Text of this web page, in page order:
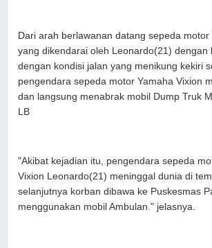
Dari arah berlawanan datang sepeda motor
yang dikendarai oleh Leonardo(21) dengan
dengan kondisi jalan yang menikung kekiri
pengendara sepeda motor Yamaha Vixion
dan langsung menabrak mobil Dump Truk
LB
"Akibat kejadian itu, pengendara sepeda
Vixion Leonardo(21) meninggal dunia di
selanjutnya korban dibawa ke Puskesmas
menggunakan mobil Ambulan." jelasnya.